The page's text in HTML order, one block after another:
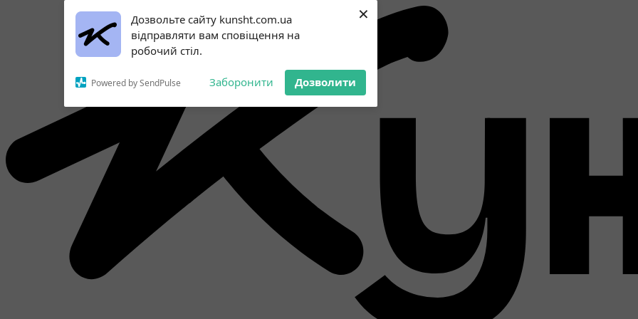
Дозвольте сайту kunsht.com.ua
відправляти вам сповіщення на
робочий стіл.
Powered by SendPulse Заборонити Дозволити
×
Subscribe to our
notifications!
To enable permission prompts, click
on the notification icon